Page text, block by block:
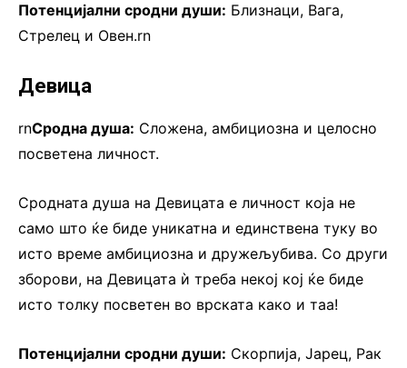
Потенцијални сродни души: Близнаци, Вага,
Стрелец и Овен.rn
Девица
rnСродна душа: Сложена, амбициозна и целосно
посветена личност.
Сродната душа на Девицата е личност која не
само што ќе биде уникатна и единствена туку во
исто време амбициозна и дружељубива. Со други
зборови, на Девицата ѝ треба некој кој ќе биде
исто толку посветен во врската како и таа!
Потенцијални сродни души: Скорпија, Јарец, Рак